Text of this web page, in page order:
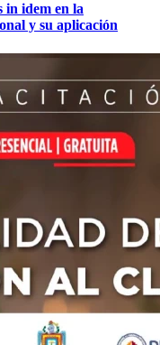
in idem en la
y su aplicación